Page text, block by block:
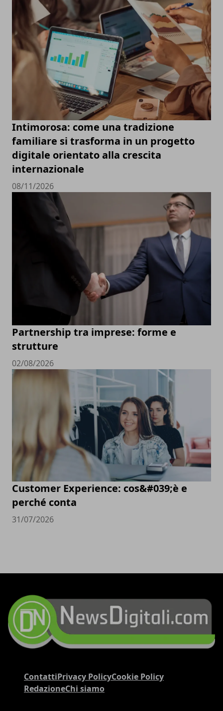
Intimorosa: come una tradizione
familiare si trasforma in un progetto
digitale orientato alla crescita
internazionale
08/11/2026
Partnership tra imprese: forme e
strutture
02/08/2026
Customer Experience: cos&#039;è e
perché conta
31/07/2026
ContattiPrivacy PolicyCookie Policy
RedazioneChi siamo